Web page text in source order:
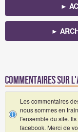
►
►
Commentaires sur
Les commentaires
nous sommes en
l'ensemble du site.
facebook. Merci de